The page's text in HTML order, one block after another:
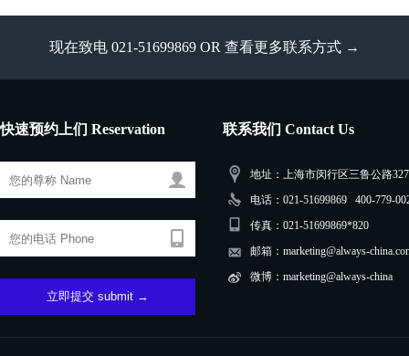
现在致电 021-51699869 OR 查看更多联系方式 →
快速预约上们 Reservation 联系我们 Contact Us
地址：上海市闵行区三鲁公路
电话：021-51699869 400-779-
传真：021-51699869*820
邮箱：marketing@always-
微博：marketing@always-china